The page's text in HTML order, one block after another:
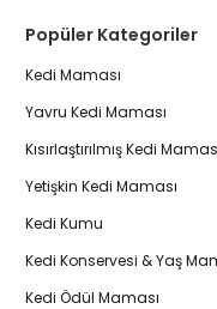
Popüler Kategoriler
Kedi Maması
Yavru Kedi Maması
Kısırlaştırılmış Kedi
Yetişkin Kedi Maması
Kedi Kumu
Kedi Konservesi & Yaş
Kedi Ödül Maması